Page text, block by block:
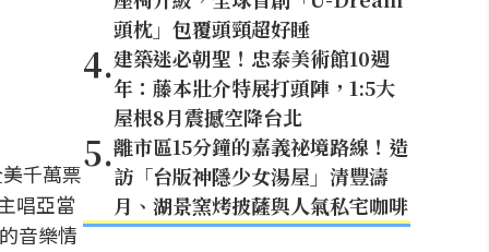
千萬票
唱亞當
音樂情
頭枕」包覆頭頸超好睡
4.建築迷必朝聖！忠泰美術館10週
年：藤本壯介特展打頭陣，1:5大
屋根8月震撼空降台北
5.離市區15分鐘的嘉義祕境路線！造
訪「台版神隱少女湯屋」清豐濤
月、湖景窯烤披薩與人氣私宅咖啡